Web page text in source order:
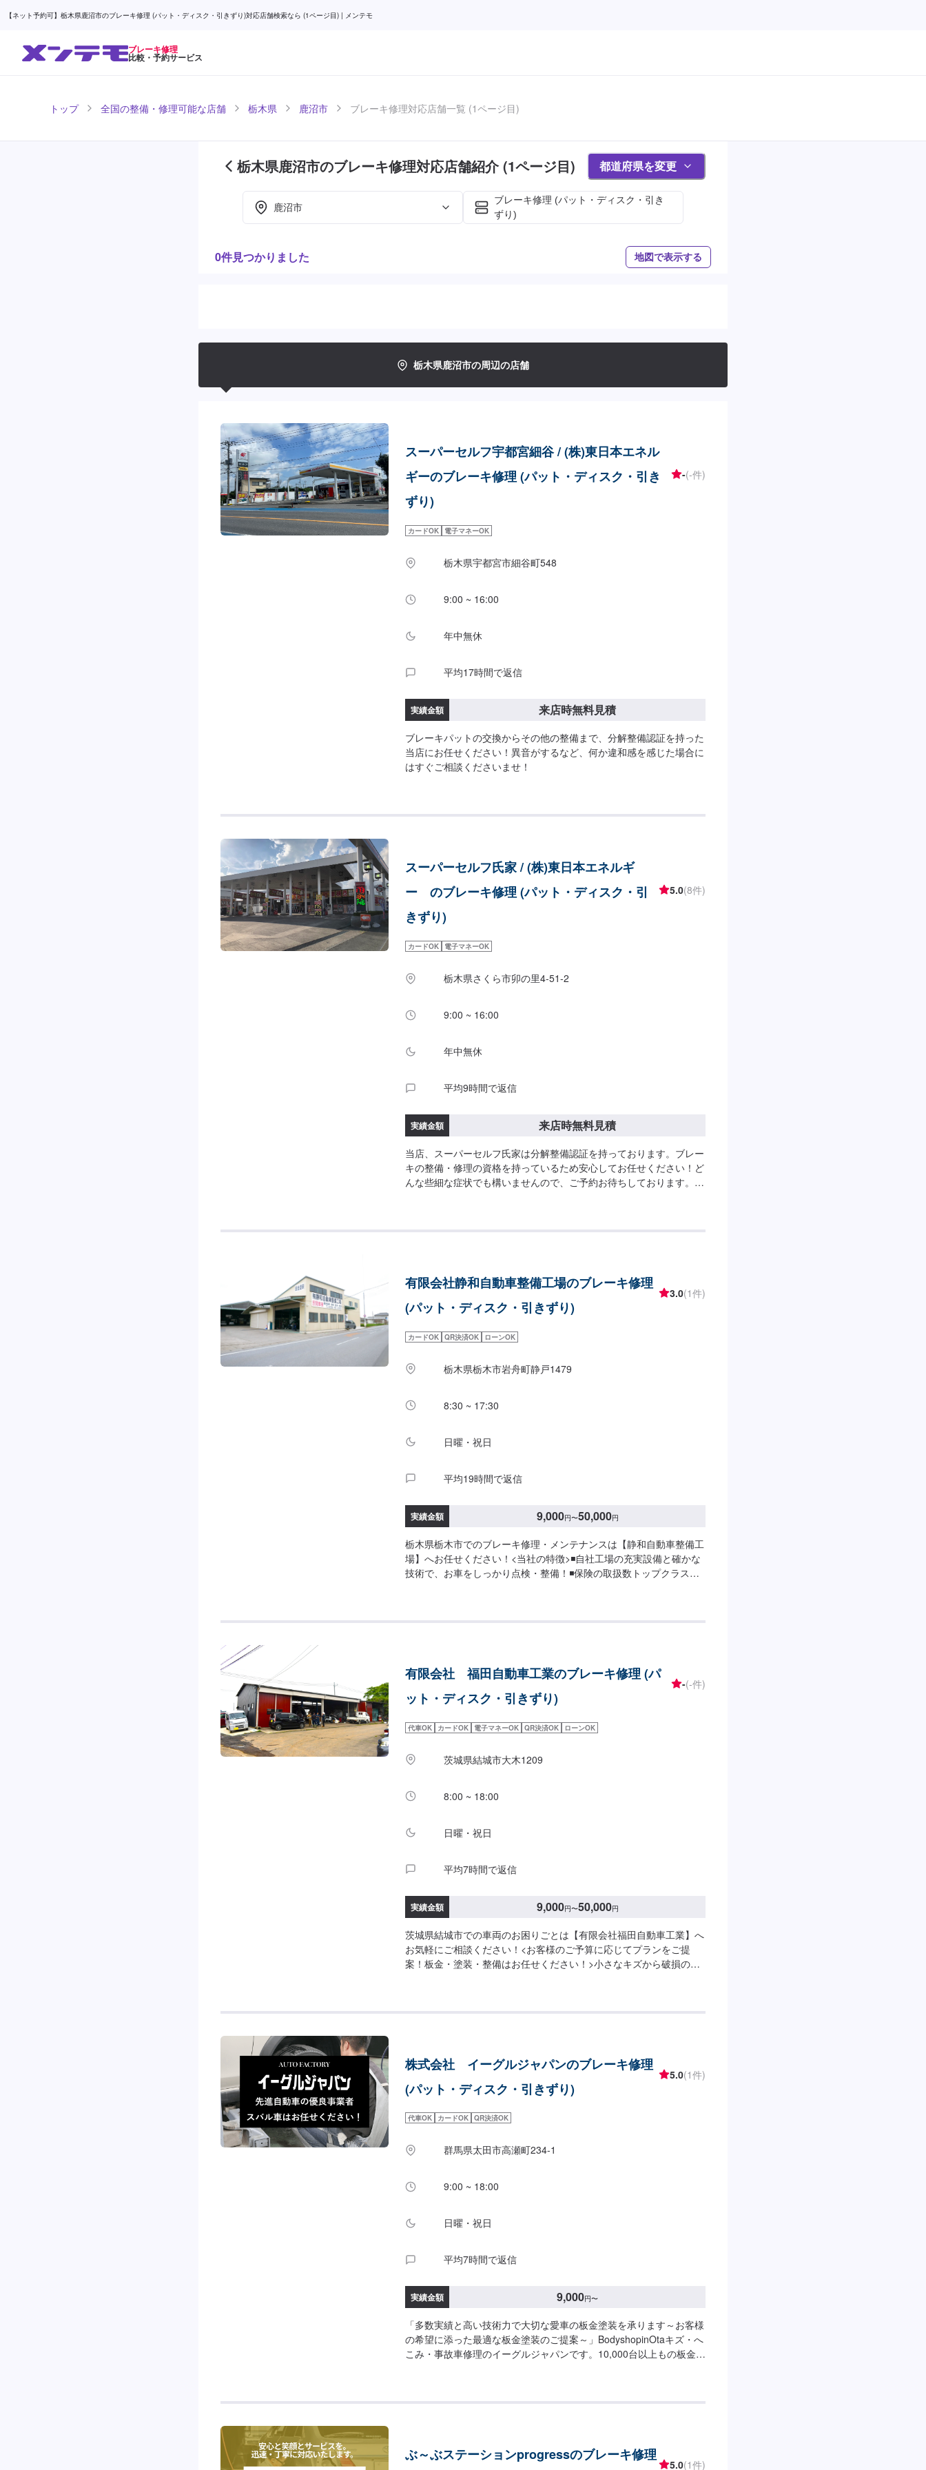
【ネット予約可】栃木県鹿沼市のブレーキ修理 (パット・ディスク・引きずり)対応店舗検索なら (1ページ目) | メンテモ
ブレーキ修理
比較・予約サービス
トップ 全国の整備・修理可能な店舗 栃木県 鹿沼市 ブレーキ修理対応店舗一覧 (1ページ目)
栃木県鹿沼市のブレーキ修理対応店舗紹介 (1ページ目) 都道府県を変更
鹿沼市
ブレーキ修理 (パット・ディスク・引き
ずり)
0件見つかりました 地図で表示する
栃木県鹿沼市の周辺の店舗
スーパーセルフ宇都宮細谷 / (株)東日本エネル
ギーのブレーキ修理 (パット・ディスク・引き
ずり)
-(-件)
カードOK 電子マネーOK
栃木県宇都宮市細谷町548
9:00 ~ 16:00
年中無休
平均17時間で返信
実績金額 来店時無料見積
ブレーキパットの交換からその他の整備まで、分解整備認証を持った
当店にお任せください！異音がするなど、何か違和感を感じた場合に
はすぐご相談くださいませ！
スーパーセルフ氏家 / (株)東日本エネルギ
ー のブレーキ修理 (パット・ディスク・引
きずり)
5.0(8件)
カードOK 電子マネーOK
栃木県さくら市卯の里4-51-2
9:00 ~ 16:00
年中無休
平均9時間で返信
実績金額 来店時無料見積
当店、スーパーセルフ氏家は分解整備認証を持っております。ブレー
キの整備・修理の資格を持っているため安心してお任せください！ど
んな些細な症状でも構いませんので、ご予約お待ちしております。お
有限会社静和自動車整備工場のブレーキ修理
(パット・ディスク・引きずり)
3.0(1件)
カードOK QR決済OK ローンOK
栃木県栃木市岩舟町静戸1479
8:30 ~ 17:30
日曜・祝日
平均19時間で返信
実績金額 9,000円〜50,000円
栃木県栃木市でのブレーキ修理・メンテナンスは【静和自動車整備工
場】へお任せください！<当社の特徴>◾自社工場の充実設備と確かな
技術で、お車をしっかり点検・整備！◾保険の取扱数トップクラス！
度で納車となります。納期は前後する場合がございます。予めご了承
ください。-----代車について-----代車をご用意しています。お車の作
業中は代車をご利用ください。※代車の燃料代はお客様にご負担いた
をつけてお越しください。駐車スペースは事務所前の空いているスペ
た」とお伝えください。ご案内いたします。【定休日・営業時間】定
有限会社 福田自動車工業のブレーキ修理 (パ
ット・ディスク・引きずり)
-(-件)
代車OK カードOK 電子マネーOK QR決済OK ローンOK
茨城県結城市大木1209
8:00 ~ 18:00
日曜・祝日
平均7時間で返信
実績金額 9,000円〜50,000円
茨城県結城市での車両のお困りごとは【有限会社福田自動車工業】へ
お気軽にご相談ください！<お客様のご予算に応じてプランをご提
案！板金・塗装・整備はお任せください！>小さなキズから破損のよ
程度で納車となります。(要相談)納期は前後する場合がございます。
予めご了承ください。-----代車について-----代車をご用意していま
す。お車の作業中は代車をご利用ください。※代車の燃料代はお客様
庫の際はお気をつけてお越しください。駐車スペースは事務所前の空
で予約しました」とお伝えください。ご案内いたします。【定休日・
株式会社 イーグルジャパンのブレーキ修理
(パット・ディスク・引きずり)
5.0(1件)
代車OK カードOK QR決済OK
群馬県太田市高瀬町234-1
9:00 ~ 18:00
日曜・祝日
平均7時間で返信
実績金額 9,000円〜
「多数実績と高い技術力で大切な愛車の板金塗装を承ります～お客様
の希望に添った最適な板金塗装のご提案～」BodyshopinOtaキズ・へ
こみ・事故車修理のイーグルジャパンです。10,000台以上もの板金塗
年培った技術力を駆使して最適な方法のご提案をさせていただきま
ぶ～ぶステーションprogressのブレーキ修理
5.0(1件)